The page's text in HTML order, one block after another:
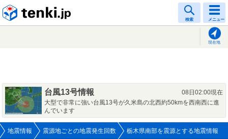
検索 メニュー
現在地
台風13号情報
08日02:00現在
大型で非常に強い台風13号が久米島の北西約50kmを西南西に進
んでいます
地震情報 震源地ごとの地震発生回数 栃木県南部を震源とする地震情報